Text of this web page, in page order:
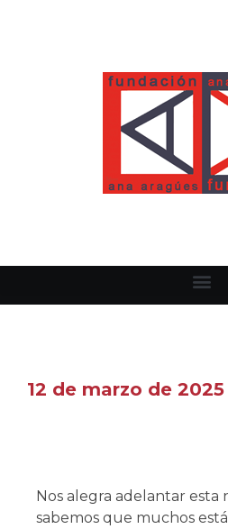
12 de marzo de 2025
Nos alegra adelantar esta
sabemos que muchos